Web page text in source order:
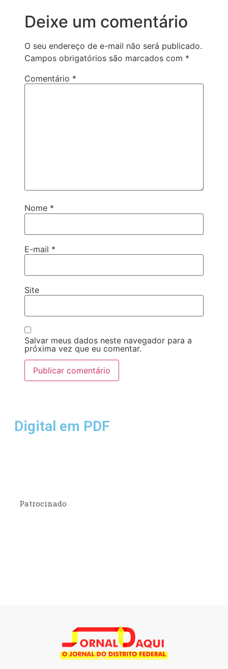
Deixe um comentário
O seu endereço de e-mail não será publicado.
Campos obrigatórios são marcados com *
Comentário *
Nome *
E-mail *
Site
Salvar meus dados neste navegador para a
próxima vez que eu comentar.
Digital em PDF
Patrocinado